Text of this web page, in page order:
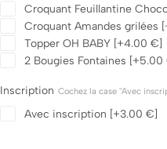
Croquant Feuillantine
Croquant Amandes grilées
Topper OH BABY [+4.00 €]
2 Bougies Fontaines [+5.00
Inscription Cochez la case "Avec
Avec inscription [+3.00 €]